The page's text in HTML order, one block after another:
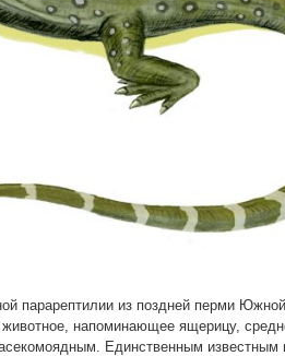
парарептилии из поздней перми
напоминающее ящерицу,
Единственным известным